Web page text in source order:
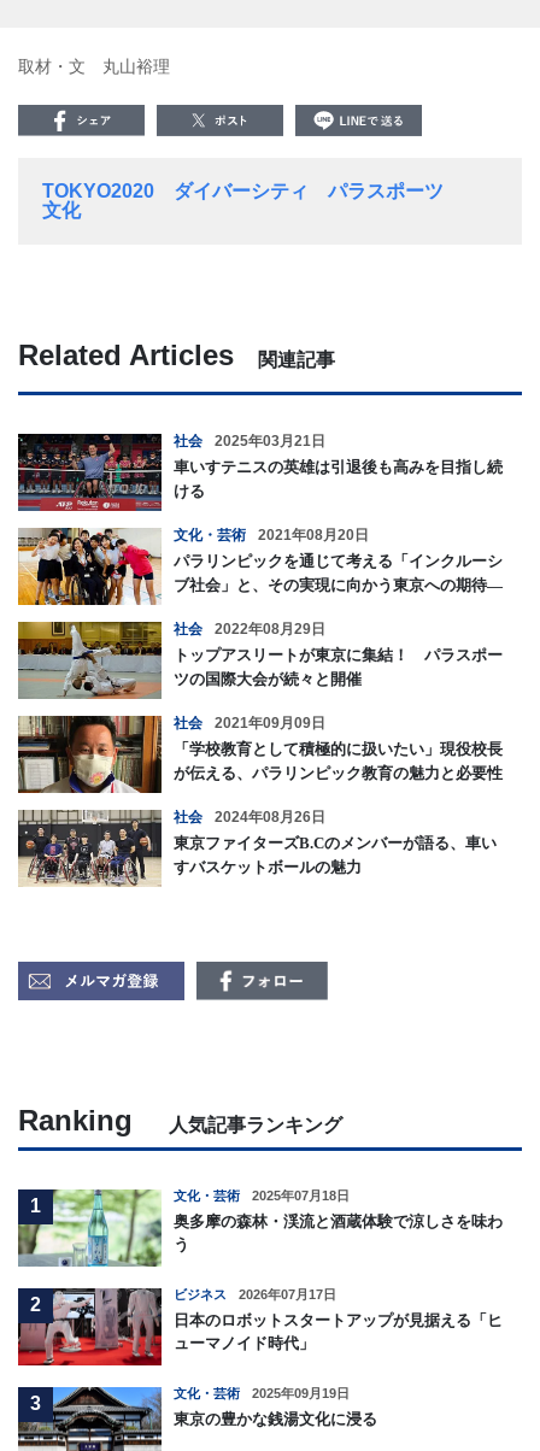
取材・文 丸山裕理
TOKYO2020 ダイバーシティ
パラスポーツ
文化
Related Articles 関連記事
社会 2025年03月21日
車いすテニスの英雄は引退後も高みを目指し続
ける
文化・芸術 2021年08月20日
パラリンピックを通じて考える「インクルーシ
ブ社会」と、その実現に向かう東京への期待―
社会 2022年08月29日
トップアスリートが東京に集結！ パラスポー
ツの国際大会が続々と開催
社会 2021年09月09日
「学校教育として積極的に扱いたい」現役校長
が伝える、パラリンピック教育の魅力と必要性
社会 2024年08月26日
東京ファイターズB.Cのメンバーが語る、車い
すバスケットボールの魅力
Ranking 人気記事ランキング
1
文化・芸術 2025年07月18日
奥多摩の森林・渓流と酒蔵体験で涼しさを味わ
う
2
ビジネス 2026年07月17日
日本のロボットスタートアップが見据える「ヒ
ューマノイド時代」
3
文化・芸術 2025年09月19日
東京の豊かな銭湯文化に浸る